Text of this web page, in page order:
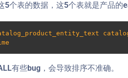
个表的数据，这5个表就是产品的
有些bug，会导致排序不准确。